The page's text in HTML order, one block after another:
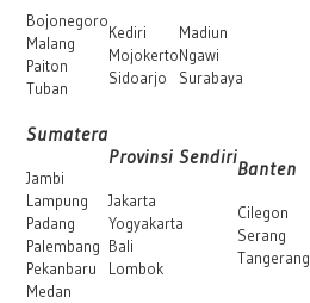
Bojonegoro
Malang
Paiton
Tuban
Kediri
Mojokerto
Sidoarjo
Madiun
Ngawi
Surabaya
Sumatera
Jambi
Lampung
Padang
Palembang
Pekanbaru
Medan
Provinsi Sendiri
Jakarta
Yogyakarta
Bali
Lombok
Banten
Cilegon
Serang
Tangerang